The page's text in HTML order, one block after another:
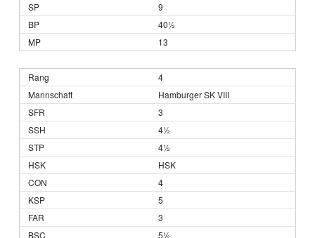
9
40½
13
4
Hamburger SK VIII
3
4½
4½
HSK
4
5
3
5½